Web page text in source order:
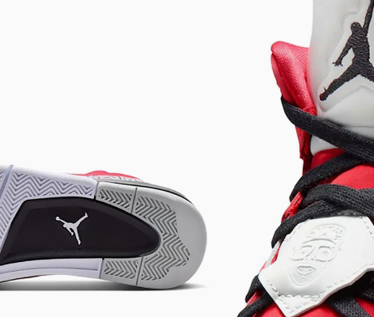
Bem-
Para ter uma melhor
e veja a seleção de
DIGITE SEU CEP